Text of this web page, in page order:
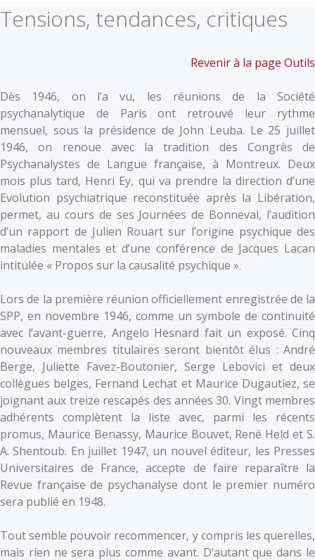
Tensions, tendances, critiques
Revenir à la page Outils
Dès 1946, on l’a vu, les réunions de la Société
psychanalytique de Paris ont retrouvé leur rythme
mensuel, sous la présidence de John Leuba. Le 25 juillet
1946, on renoue avec la tradition des Congrès de
Psychanalystes de Langue française, à Montreux. Deux
mois plus tard, Henri Ey, qui va prendre la direction d’une
Evolution psychiatrique reconstituée après la Libération,
permet, au cours de ses Journées de Bonneval, l’audition
d’un rapport de Julien Rouart sur l’origine psychique des
maladies mentales et d’une conférence de Jacques Lacan
intitulée « Propos sur la causalité psychique ».
Lors de la première réunion officiellement enregistrée de la
SPP, en novembre 1946, comme un symbole de continuité
avec l’avant-guerre, Angelo Hesnard fait un exposé. Cinq
nouveaux membres titulaires seront bientôt élus : André
Berge, Juliette Favez-Boutonier, Serge Lebovici et deux
collègues belges, Fernand Lechat et Maurice Dugautiez, se
joignant aux treize rescapés des années 30. Vingt membres
adhérents complètent la liste avec, parmi les récents
promus, Maurice Benassy, Maurice Bouvet, René Held et S.
A. Shentoub. En juillet 1947, un nouvel éditeur, les Presses
Universitaires de France, accepte de faire reparaître la
Revue française de psychanalyse dont le premier numéro
sera publié en 1948.
Tout semble pouvoir recommencer, y compris les querelles,
mais rien ne sera plus comme avant. D’autant que dans le